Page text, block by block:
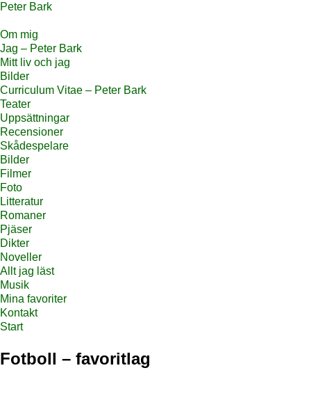
Peter Bark
Om mig
Jag – Peter Bark
Mitt liv och jag
Bilder
Curriculum Vitae – Peter Bark
Teater
Uppsättningar
Recensioner
Skådespelare
Bilder
Filmer
Foto
Litteratur
Romaner
Pjäser
Dikter
Noveller
Allt jag läst
Musik
Mina favoriter
Kontakt
Start
Fotboll – favoritlag